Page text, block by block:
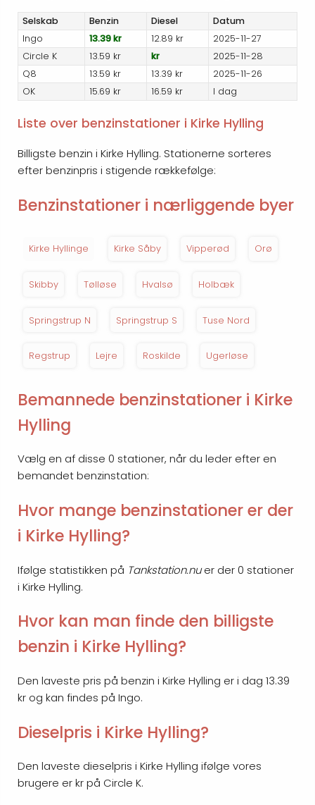
Selskab Benzin Diesel
Datum
Ingo
13.39 kr 12.89 kr
2025-11-27
Circle K
13.59 kr kr
2025-11-28
Q8
13.59 kr 13.39 kr
2025-11-26
OK
15.69 kr 16.59 kr I dag
Liste over benzinstationer i Kirke Hylling
Billigste benzin i Kirke Hylling. Stationerne sorteres
efter benzinpris i stigende rækkefølge:
Benzinstationer i nærliggende byer
Kirke Hyllinge Kirke Såby Vipperød Orø
Skibby Tølløse Hvalsø Holbæk
Springstrup N Springstrup S Tuse Nord
Regstrup Lejre Roskilde Ugerløse
Bemannede benzinstationer i Kirke
Hylling
Vælg en af disse 0 stationer, når du leder efter en
bemandet benzinstation:
Hvor mange benzinstationer er der
i Kirke Hylling?
Ifølge statistikken på Tankstation.nuer der 0 stationer
i Kirke Hylling.
Hvor kan man finde den billigste
benzin i Kirke Hylling?
Den laveste pris på benzin i Kirke Hylling er i dag 13.39
kr og kan findes på Ingo.
Dieselpris i Kirke Hylling?
Den laveste dieselpris i Kirke Hylling ifølge vores
brugere er kr på Circle K.